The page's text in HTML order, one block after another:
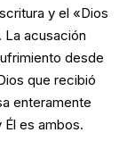
y el «Dios
La acusación
desde
que recibió
enteramente
es ambos.